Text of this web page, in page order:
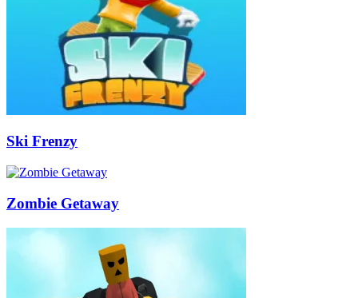
Ski Frenzy
Zombie Getaway